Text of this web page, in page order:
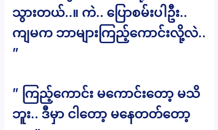
သွားတယ်..။ ကဲ.. ပြောစမ်းပါဦး..
ကျမက ဘာများကြည့်ကောင်းလို့လဲ..
”
” ကြည့်ကောင်း မကောင်းတော့ မသိ
ဘူး.. ဒီမှာ ငါတော့ မနေတတ်တော့